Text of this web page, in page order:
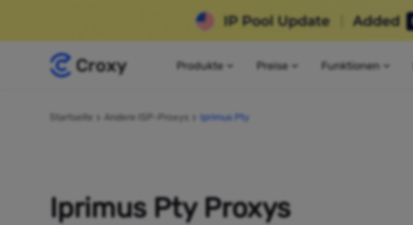
Produkte Preise Funktionen
Startseite Andere ISP-Proxys Iprimus Pty
Iprimus Pty Proxys